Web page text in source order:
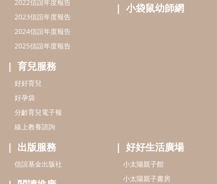
線上教養諮詢
出版服務
信誼基金出版社
閱讀推廣
Bookstart閱讀起步走
信誼幼兒文學獎
信誼兒童動畫獎
小袋鼠說故事劇團
service@hsin-yi.org.tw
信誼好好育兒
小太陽親子書房
(02)2396-5305轉2345 (週一～週五 9:00～18:00)